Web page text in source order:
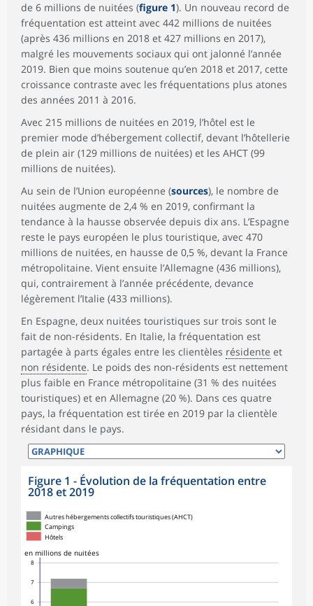
de 6 millions de nuitées (figure 1). Un nouveau record de
fréquentation est atteint avec 442 millions de nuitées
(après 436 millions en 2018 et 427 millions en 2017),
malgré les mouvements sociaux qui ont jalonné l’année
2019. Bien que moins soutenue qu’en 2018 et 2017, cette
croissance contraste avec les fréquentations plus atones
des années 2011 à 2016.
Avec 215 millions de nuitées en 2019, l’hôtel est le
premier mode d’hébergement collectif, devant l’hôtellerie
de plein air (129 millions de nuitées) et les AHCT (99
millions de nuitées).
Au sein de l’Union européenne (sources), le nombre de
nuitées augmente de 2,4 % en 2019, confirmant la
tendance à la hausse observée depuis dix ans. L’Espagne
reste le pays européen le plus touristique, avec 470
millions de nuitées, en hausse de 0,5 %, devant la France
métropolitaine. Vient ensuite l’Allemagne (436 millions),
qui, contrairement à l’année précédente, devance
légèrement l’Italie (433 millions).
En Espagne, deux nuitées touristiques sur trois sont le
fait de non-résidents. En Italie, la fréquentation est
partagée à parts égales entre les clientèles résidente et
non résidente. Le poids des non-résidents est nettement
plus faible en France métropolitaine (31 % des nuitées
touristiques) et en Allemagne (20 %). Dans ces quatre
pays, la fréquentation est tirée en 2019 par la clientèle
résidant dans le pays.
Figure 1 - Évolution de la fréquentation entre
2018 et 2019
6
7
8
en millions de nuitées
Hôtels
Campings
Autres hébergements collectifs touristiques (AHCT)